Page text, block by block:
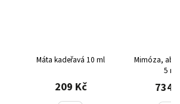
Máta kadeřavá 10 ml
209 Kč
Mimóza,
5 ml
734